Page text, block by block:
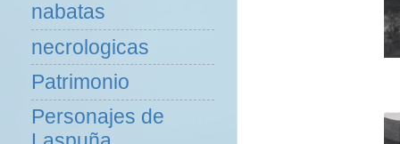
nabatas
necrologicas
Patrimonio
Personajes de